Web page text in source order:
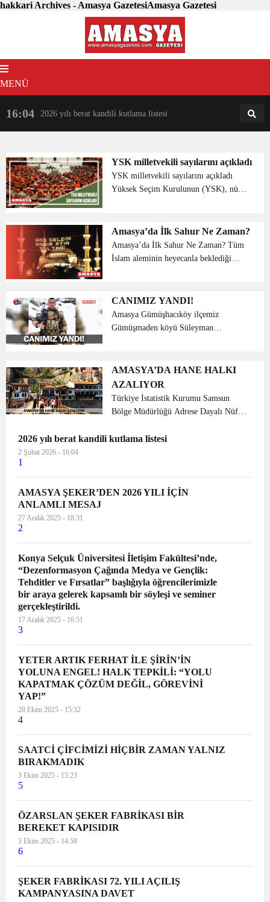
hakkari Archives - Amasya GazetesiAmasya Gazetesi
MENÜ
16:04 2026 yılı berat kandili kutlama listesi 18:31
YSK milletvekili sayılarını açıkladı
YSK milletvekili sayılarını açıkladı
Yüksek Seçim Kurulunun (YSK), nüfus
YSK’nın yaptığı açıklamaya göre
İstanbul ve Baybu...
Amasya’da İlk Sahur Ne Zaman?
Amasya’da İlk Sahur Ne Zaman? Tüm
İslam aleminin heyecanla beklediği
bugün kılınacak ilk teravih namazından
sonra, gece k...
CANIMIZ YANDI!
Amasya Gümüşhacıköy ilçemiz
Gümüşmaden köyü Süleyman
Teğmen Güngör DOLUNAY
Hakkari’de şehit düşmüştür. Şehidimize
Allah’tan rahmet ked...
AMASYA’DA HANE HALKI
AZALIYOR
Türkiye İstatistik Kurumu Samsun
Bölge Müdürlüğü Adrese Dayalı Nüfus
yararlanarak “Amasya ili İstatistiklerle
2026 yılı berat kandili kutlama listesi
2 Şubat 2026 - 16:04
1
AMASYA ŞEKER’DEN 2026 YILI İÇİN
ANLAMLI MESAJ
27 Aralık 2025 - 18:31
2
Konya Selçuk Üniversitesi İletişim Fakültesi’nde,
“Dezenformasyon Çağında Medya ve Gençlik:
Tehditler ve Fırsatlar” başlığıyla öğrencilerimizle
bir araya gelerek kapsamlı bir söyleşi ve seminer
gerçekleştirildi.
17 Aralık 2025 - 16:51
3
YETER ARTIK FERHAT İLE ŞİRİN’İN
YOLUNA ENGEL! HALK TEPKİLİ: “YOLU
KAPATMAK ÇÖZÜM DEĞİL, GÖREVİNİ
YAP!”
28 Ekim 2025 - 15:32
4
SAATCİ ÇİFCİMİZİ HİÇBİR ZAMAN YALNIZ
BIRAKMADIK
3 Ekim 2025 - 15:23
5
ÖZARSLAN ŞEKER FABRİKASI BİR
BEREKET KAPISIDIR
3 Ekim 2025 - 14:58
6
ŞEKER FABRİKASI 72. YILI AÇILIŞ
KAMPANYASINA DAVET